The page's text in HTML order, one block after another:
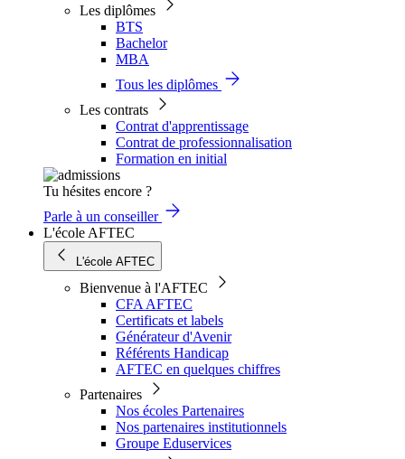
Les diplômes
BTS
Bachelor
MBA
Tous les diplômes
Les contrats
Contrat d'apprentissage
Contrat de professionnalisation
Formation en initial
Tu hésites encore ?
Parle à un conseiller
L'école AFTEC
L'école AFTEC
Bienvenue à l'AFTEC
CFA AFTEC
Certificats et labels
Générateur d'Avenir
Référents Handicap
AFTEC en quelques chiffres
Partenaires
Nos écoles Partenaires
Nos partenaires institutionnels
Groupe Eduservices